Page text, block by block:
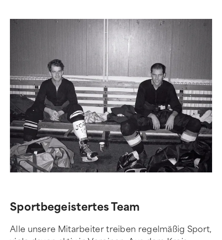
Sportbegeistertes Team
Alle unsere Mitarbeiter treiben regelmäßig Sport,